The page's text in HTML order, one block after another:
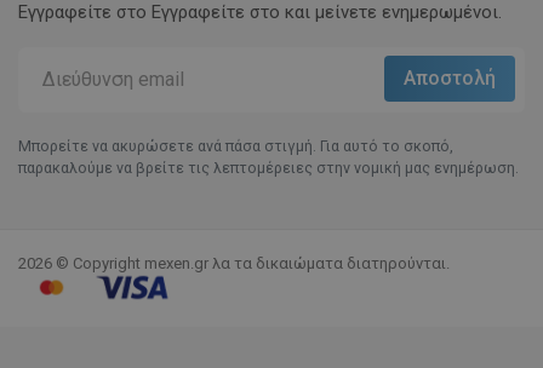
Εγγραφείτε στο Eγγραφείτε στο και μείνετε ενημερωμένοι.
Μπορείτε να ακυρώσετε ανά πάσα στιγμή. Για αυτό το σκοπό,
παρακαλούμε να βρείτε τις λεπτομέρειες στην νομική μας ενημέρωση.
2026 © Copyright mexen.gr λα τα δικαιώματα διατηρούνται.